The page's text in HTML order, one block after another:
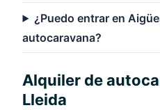
¿Puedo entrar en
autocaravana?
Alquiler de
Lleida